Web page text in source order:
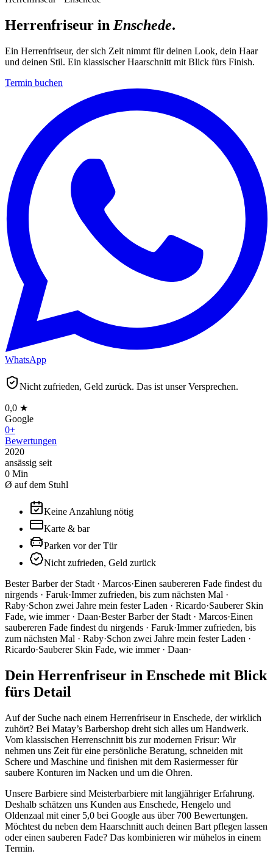
Herrenfriseur in Enschede.
Ein Herrenfriseur, der sich Zeit nimmt für deinen Look, dein Haar
und deinen Stil. Ein klassischer Haarschnitt mit Blick fürs Finish.
Termin buchen
WhatsApp
Nicht zufrieden, Geld zurück. Das ist unser Versprechen.
0,0 ★
Google
0+
Bewertungen
2020
ansässig seit
0 Min
Ø auf dem Stuhl
Keine Anzahlung nötig
Karte & bar
Parken vor der Tür
Nicht zufrieden, Geld zurück
Bester Barber der Stadt · Marcos·Einen saubereren Fade findest du
nirgends · Faruk·Immer zufrieden, bis zum nächsten Mal ·
Raby·Schon zwei Jahre mein fester Laden · Ricardo·Sauberer Skin
Fade, wie immer · Daan·Bester Barber der Stadt · Marcos·Einen
saubereren Fade findest du nirgends · Faruk·Immer zufrieden, bis
zum nächsten Mal · Raby·Schon zwei Jahre mein fester Laden ·
Ricardo·Sauberer Skin Fade, wie immer · Daan·
Dein Herrenfriseur in Enschede mit Blick
fürs Detail
Auf der Suche nach einem Herrenfriseur in Enschede, der wirklich
zuhört? Bei Matay’s Barbershop dreht sich alles um Handwerk.
Vom klassischen Herrenschnitt bis zur modernen Frisur: Wir
nehmen uns Zeit für eine persönliche Beratung, schneiden mit
Schere und Maschine und finishen mit dem Rasiermesser für
saubere Konturen im Nacken und um die Ohren.
Unsere Barbiere sind Meisterbarbiere mit langjähriger Erfahrung.
Deshalb schätzen uns Kunden aus Enschede, Hengelo und
Oldenzaal mit einer 5,0 bei Google aus über 700 Bewertungen.
Möchtest du neben dem Haarschnitt auch deinen Bart pflegen lassen
oder einen sauberen Fade? Das kombinieren wir mühelos in einem
Termin.